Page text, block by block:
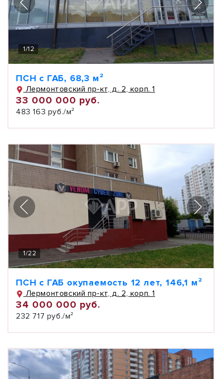
1/12
ПСН с ГАБ, 68,3 м²
Лермонтовский пр-кт, д. 2, корп. 1
33 000 000 руб.
483 163 руб./м²
1/22
ПСН с ГАБ окупаемость 12 лет, 146,1 м²
Лермонтовский пр-кт, д. 2, корп. 1
34 000 000 руб.
232 717 руб./м²